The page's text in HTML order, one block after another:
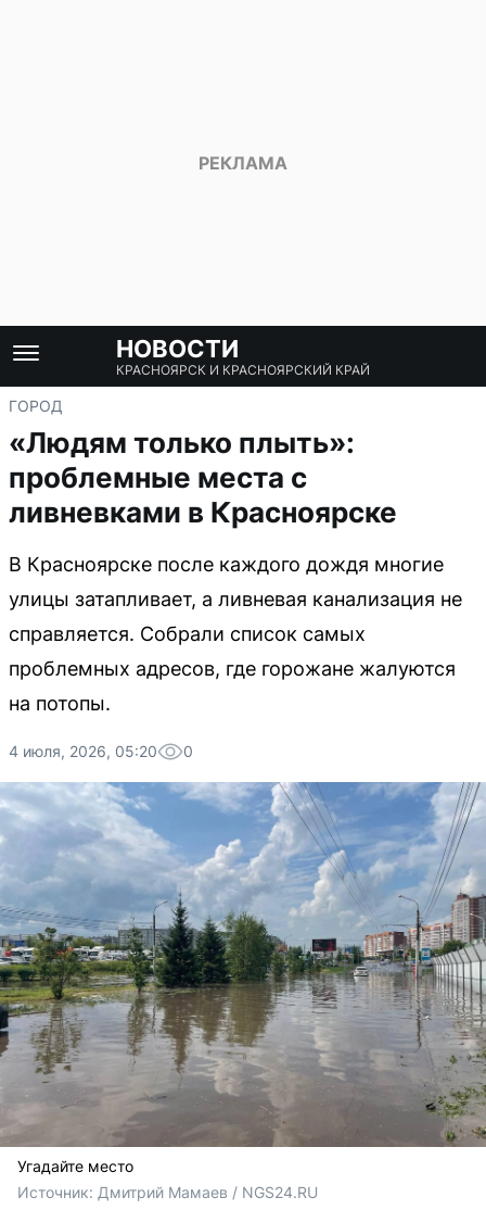
НОВОСТИ
КРАСНОЯРСК И КРАСНОЯРСКИЙ КРАЙ
ГОРОД
«Людям только плыть»:
проблемные места с
ливневками в Красноярске
В Красноярске после каждого дождя многие
улицы затапливает, а ливневая канализация не
справляется. Собрали список самых
проблемных адресов, где горожане жалуются
на потопы.
4 июля, 2026, 05:20 0
Угадайте место
Источник: Дмитрий Мамаев / NGS24.RU